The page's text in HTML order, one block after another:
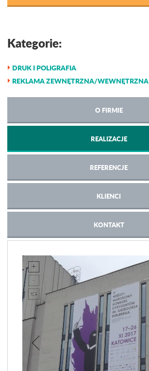
Kategorie:
DRUK I POLIGRAFIA
REKLAMA ZEWNĘTRZNA/WEWNĘTRZNA
O FIRMIE
REALIZACJE
REFERENCJE
KLIENCI
KONTAKT